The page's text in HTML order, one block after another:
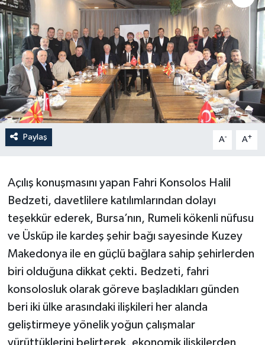
Paylaş A- A+
Açılış konuşmasını yapan Fahri Konsolos Halil
Bedzeti, davetlilere katılımlarından dolayı
teşekkür ederek, Bursa’nın, Rumeli kökenli nüfusu
ve Üsküp ile kardeş şehir bağı sayesinde Kuzey
Makedonya ile en güçlü bağlara sahip şehirlerden
biri olduğuna dikkat çekti. Bedzeti, fahri
konsolosluk olarak göreve başladıkları günden
beri iki ülke arasındaki ilişkileri her alanda
geliştirmeye yönelik yoğun çalışmalar